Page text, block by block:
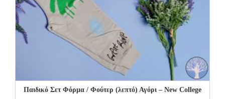
Παιδικό Σετ Φόρμα / Φούτερ (λεπτό) Αγόρι – New College